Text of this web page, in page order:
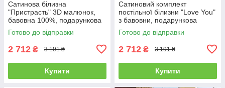
Сатинова білизна
"Пристрасть" 3D малюнок,
бавовна 100%, подарункова
упаковка полуторний
Готово до відправки
2 712 ₴ 3 191 ₴
Купити
Сатиновий комплект
постільної білизни "Love You"
з бавовни, подарункова
упаковка полуторний
Готово до відправки
2 712 ₴ 3 191 ₴
Купити